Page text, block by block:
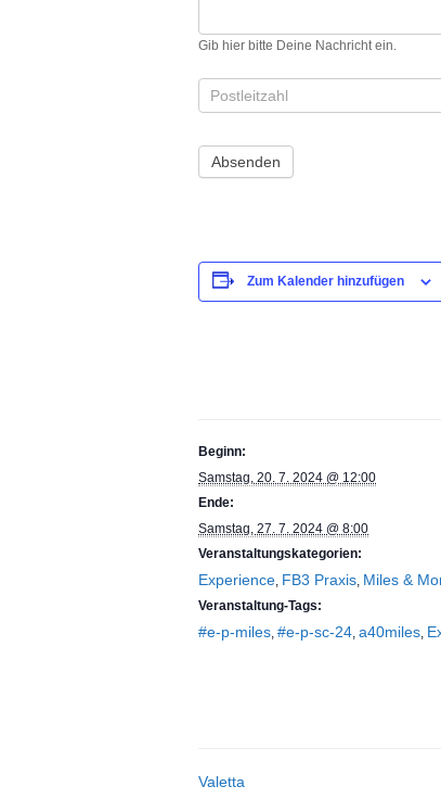
Gib hier bitte Deine Nachricht ein.
Zum Kalender hinzufügen
Beginn:
Samstag, 20. 7. 2024 @ 12:00
Ende:
Samstag, 27. 7. 2024 @ 8:00
Veranstaltungskategorien:
Experience, FB3 Praxis, Miles &
Veranstaltung-Tags:
#e-p-miles, #e-p-sc-24, a40miles,
Valetta